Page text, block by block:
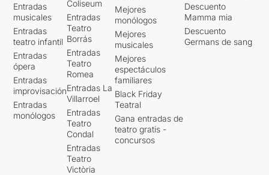
Entradas
musicales
Entradas
teatro infantil
Entradas
ópera
Entradas
improvisación
Entradas
monólogos
Coliseum
Entradas
Teatro
Borrás
Entradas
Teatro
Romea
Entradas La
Villarroel
Entradas
Teatro
Condal
Entradas
Teatro
Victòria
Mejores
monólogos
Mejores
musicales
Mejores
espectáculos
familiares
Black Friday
Teatral
Gana entradas de
teatro gratis -
concursos
Descuento
Mamma mia
Descuento
Germans de sang